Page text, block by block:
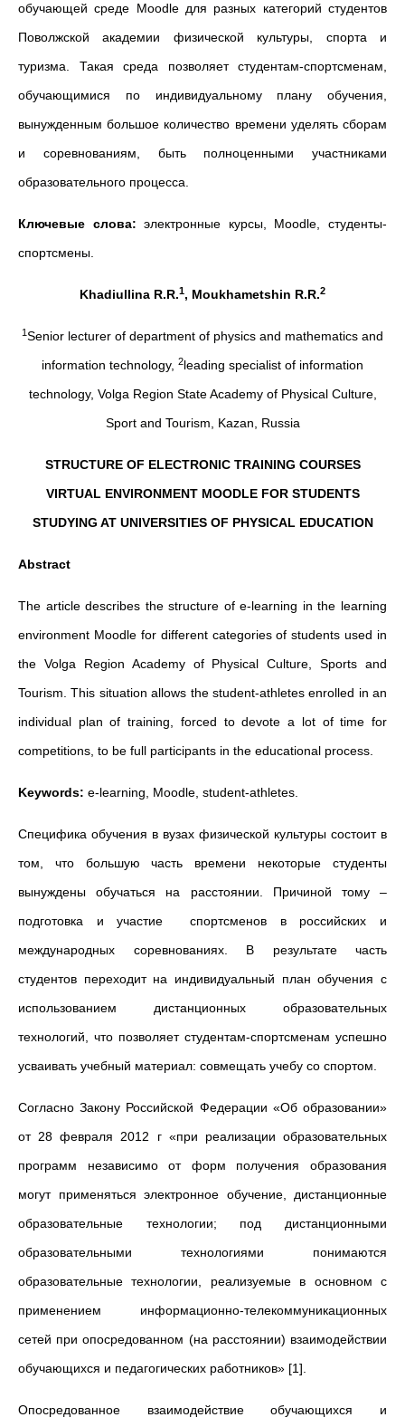
обучающей среде Moodle для разных категорий студентов
Поволжской академии физической культуры, спорта и
туризма. Такая среда позволяет студентам-спортсменам,
обучающимися по индивидуальному плану обучения,
вынужденным большое количество времени уделять сборам
и соревнованиям, быть полноценными участниками
образовательного процесса.
Ключевые слова: электронные курсы, Moodle, студенты-
спортсмены.
Khadiullina R.R.1, Moukhametshin R.R.2
1Senior lecturer of department of physics and mathematics and
information technology, 2leading specialist of information
technology, Volga Region State Academy of Physical Culture,
Sport and Tourism, Kazan, Russia
STRUCTURE OF ELECTRONIC TRAINING COURSES
VIRTUAL ENVIRONMENT MOODLE FOR STUDENTS
STUDYING AT UNIVERSITIES OF PHYSICAL EDUCATION
Abstract
The article describes the structure of e-learning in the learning
environment Moodle for different categories of students used in
the Volga Region Academy of Physical Culture, Sports and
Tourism. This situation allows the student-athletes enrolled in an
individual plan of training, forced to devote a lot of time for
competitions, to be full participants in the educational process.
Keywords: e-learning, Moodle, student-athletes.
Специфика обучения в вузах физической культуры состоит в
том, что большую часть времени некоторые студенты
вынуждены обучаться на расстоянии. Причиной тому –
подготовка и участие спортсменов в российских и
международных соревнованиях. В результате часть
студентов переходит на индивидуальный план обучения с
использованием дистанционных образовательных
технологий, что позволяет студентам-спортсменам успешно
усваивать учебный материал: совмещать учебу со спортом.
Согласно Закону Российской Федерации «Об образовании»
от 28 февраля 2012 г «при реализации образовательных
программ независимо от форм получения образования
могут применяться электронное обучение, дистанционные
образовательные технологии; под дистанционными
образовательными технологиями понимаются
образовательные технологии, реализуемые в основном с
применением информационно-телекоммуникационных
сетей при опосредованном (на расстоянии) взаимодействии
обучающихся и педагогических работников» [1].
Опосредованное взаимодействие обучающихся и